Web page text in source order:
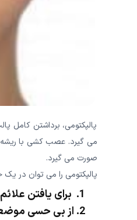
پالپکتومی، برداشتن
می گیرد. عصب کشی با ریشه
صورت می گیرد.
پالپکتومی را می توان در یک
برای یافتن
از بی حسی